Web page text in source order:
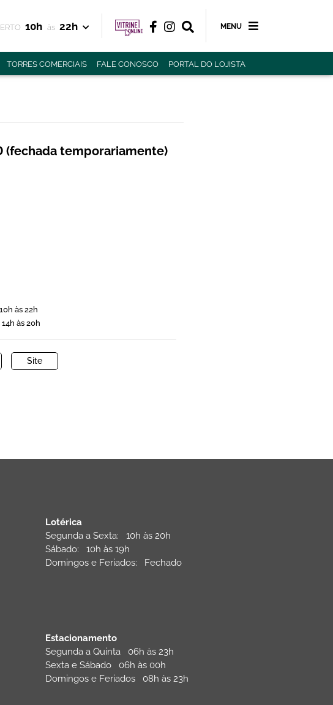
10h às 22h MENU
TORRES COMERCIAIS FALE CONOSCO PORTAL DO LOJISTA
(fechada temporariamente)
às 22h
às 20h
Site
Lotérica
Segunda a Sexta: 10h às 20h
Sábado: 10h às 19h
Domingos e Feriados: Fechado
Estacionamento
Segunda a Quinta 06h às 23h
Sexta e Sábado 06h às 00h
Domingos e Feriados 08h às 23h